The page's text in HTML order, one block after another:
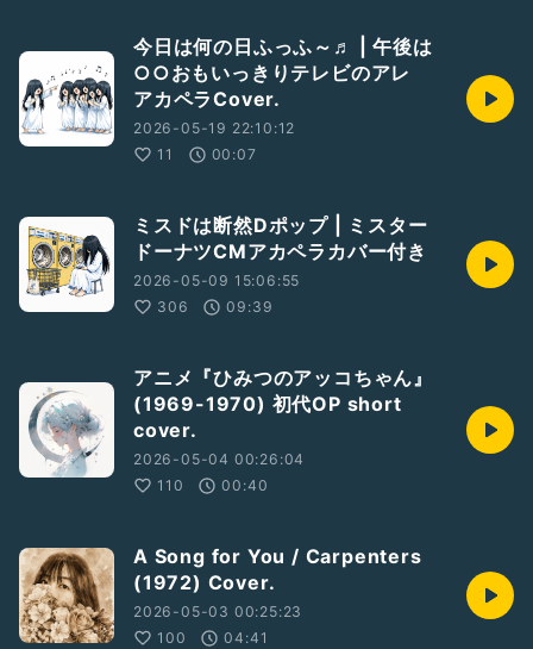
今日は何の日ふっふ～♬ | 午後は
○○おもいっきりテレビのアレ
アカペラCover.
2026-05-19 22:10:12
11
00:07
ミスドは断然Dポップ | ミスター
ドーナツCMアカペラカバー付き
2026-05-09 15:06:55
306
09:39
アニメ『ひみつのアッコちゃん』
(1969-1970) 初代OP short
cover.
2026-05-04 00:26:04
110
00:40
A Song for You / Carpenters
(1972) Cover.
2026-05-03 00:25:23
100
04:41